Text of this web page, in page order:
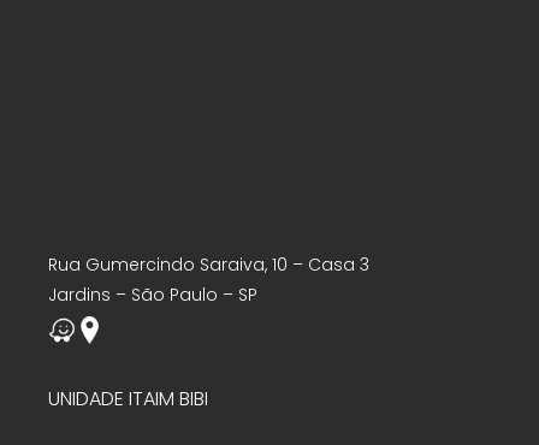
Rua Gumercindo Saraiva, 10 – Casa 3
Jardins – São Paulo – SP
UNIDADE ITAIM BIBI